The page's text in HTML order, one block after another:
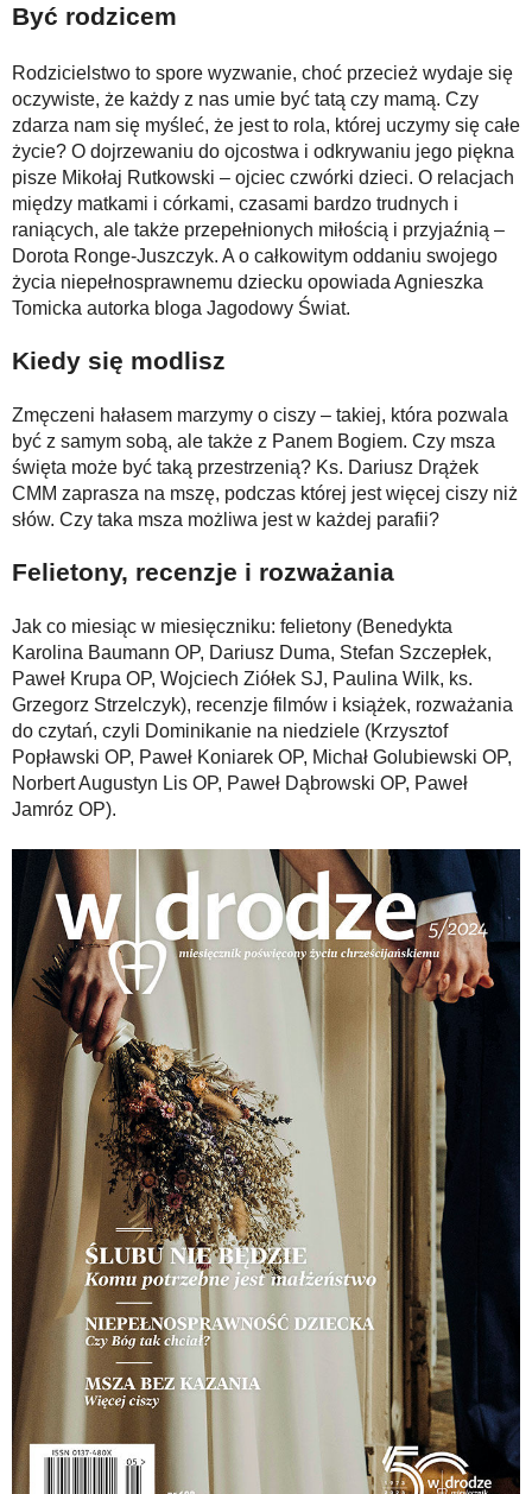
Być rodzicem
Rodzicielstwo to spore wyzwanie, choć przecież wydaje się
oczywiste, że każdy z nas umie być tatą czy mamą. Czy
zdarza nam się myśleć, że jest to rola, której uczymy się całe
życie? O dojrzewaniu do ojcostwa i odkrywaniu jego piękna
pisze Mikołaj Rutkowski – ojciec czwórki dzieci. O relacjach
między matkami i córkami, czasami bardzo trudnych i
raniących, ale także przepełnionych miłością i przyjaźnią –
Dorota Ronge-Juszczyk. A o całkowitym oddaniu swojego
życia niepełnosprawnemu dziecku opowiada Agnieszka
Tomicka autorka bloga Jagodowy Świat.
Kiedy się modlisz
Zmęczeni hałasem marzymy o ciszy – takiej, która pozwala
być z samym sobą, ale także z Panem Bogiem. Czy msza
święta może być taką przestrzenią? Ks. Dariusz Drążek
CMM zaprasza na mszę, podczas której jest więcej ciszy niż
słów. Czy taka msza możliwa jest w każdej parafii?
Felietony, recenzje i rozważania
Jak co miesiąc w miesięczniku: felietony (Benedykta
Karolina Baumann OP, Dariusz Duma, Stefan Szczepłek,
Paweł Krupa OP, Wojciech Ziółek SJ, Paulina Wilk, ks.
Grzegorz Strzelczyk), recenzje filmów i książek, rozważania
do czytań, czyli Dominikanie na niedziele (Krzysztof
Popławski OP, Paweł Koniarek OP, Michał Golubiewski OP,
Norbert Augustyn Lis OP, Paweł Dąbrowski OP, Paweł
Jamróz OP).